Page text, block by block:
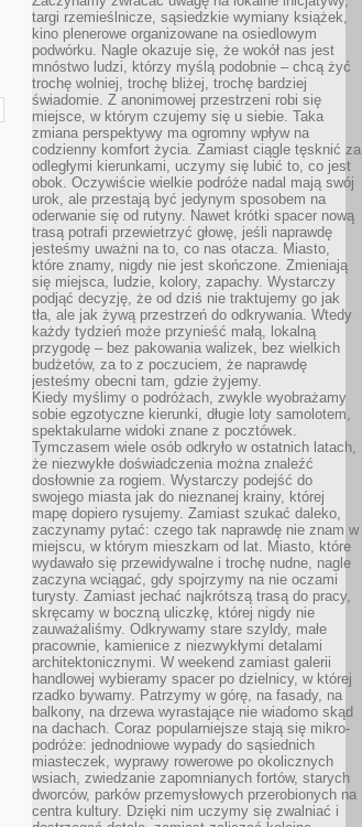
targi rzemieślnicze, sąsiedzkie wymiany książek,
kino plenerowe organizowane na osiedlowym
podwórku. Nagle okazuje się, że wokół nas jest
mnóstwo ludzi, którzy myślą podobnie – chcą żyć
trochę wolniej, trochę bliżej, trochę bardziej
świadomie. Z anonimowej przestrzeni robi się
miejsce, w którym czujemy się u siebie. Taka
zmiana perspektywy ma ogromny wpływ na
codzienny komfort życia. Zamiast ciągle tęsknić za
odległymi kierunkami, uczymy się lubić to, co jest
obok. Oczywiście wielkie podróże nadal mają swój
urok, ale przestają być jedynym sposobem na
oderwanie się od rutyny. Nawet krótki spacer nową
trasą potrafi przewietrzyć głowę, jeśli naprawdę
jesteśmy uważni na to, co nas otacza. Miasto,
które znamy, nigdy nie jest skończone. Zmieniają
się miejsca, ludzie, kolory, zapachy. Wystarczy
podjąć decyzję, że od dziś nie traktujemy go jak
tła, ale jak żywą przestrzeń do odkrywania. Wtedy
każdy tydzień może przynieść małą, lokalną
przygodę – bez pakowania walizek, bez wielkich
budżetów, za to z poczuciem, że naprawdę
jesteśmy obecni tam, gdzie żyjemy.
Kiedy myślimy o podróżach, zwykle wyobrażamy
sobie egzotyczne kierunki, długie loty samolotem,
spektakularne widoki znane z pocztówek.
Tymczasem wiele osób odkryło w ostatnich latach,
że niezwykłe doświadczenia można znaleźć
dosłownie za rogiem. Wystarczy podejść do
swojego miasta jak do nieznanej krainy, której
mapę dopiero rysujemy. Zamiast szukać daleko,
zaczynamy pytać: czego tak naprawdę nie znam w
miejscu, w którym mieszkam od lat. Miasto, które
wydawało się przewidywalne i trochę nudne, nagle
zaczyna wciągać, gdy spojrzymy na nie oczami
turysty. Zamiast jechać najkrótszą trasą do pracy,
skręcamy w boczną uliczkę, której nigdy nie
zauważaliśmy. Odkrywamy stare szyldy, małe
pracownie, kamienice z niezwykłymi detalami
architektonicznymi. W weekend zamiast galerii
handlowej wybieramy spacer po dzielnicy, w której
rzadko bywamy. Patrzymy w górę, na fasady, na
balkony, na drzewa wyrastające nie wiadomo skąd
na dachach. Coraz popularniejsze stają się mikro-
podróże: jednodniowe wypady do sąsiednich
miasteczek, wyprawy rowerowe po okolicznych
wsiach, zwiedzanie zapomnianych fortów, starych
dworców, parków przemysłowych przerobionych na
centra kultury. Dzięki nim uczymy się zwalniać i